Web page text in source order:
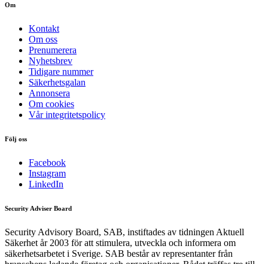
Om
Kontakt
Om oss
Prenumerera
Nyhetsbrev
Tidigare nummer
Säkerhetsgalan
Annonsera
Om cookies
Vår integritetspolicy
Följ oss
Facebook
Instagram
LinkedIn
Security Adviser Board
Security Advisory Board, SAB, instiftades av tidningen Aktuell
Säkerhet år 2003 för att stimulera, utveckla och informera om
säkerhetsarbetet i Sverige. SAB består av representanter från